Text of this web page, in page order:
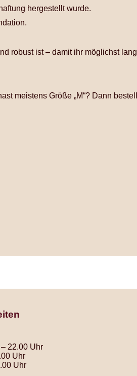
hergestellt wurde.
robust ist – damit ihr möglichst
meistens Größe „M“? Dann
22.00 Uhr
Uhr
Uhr